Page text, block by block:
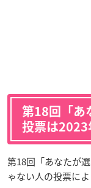
第18回「あ
投票は2023
第18回「あなたが
ゃない人の投票に